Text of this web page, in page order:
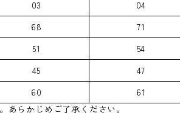
03 04
68 71
51 54
45 47
60 61
らかじめご了承ください。